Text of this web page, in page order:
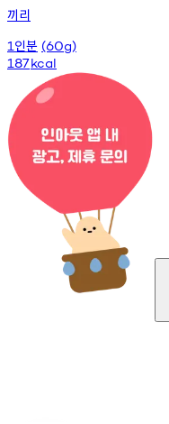
끼리
1 인분 (60g)
187kcal